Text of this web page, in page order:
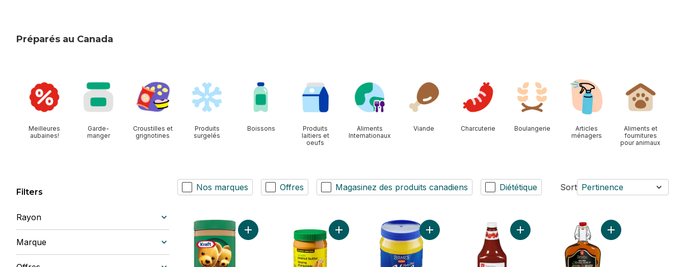
Préparés au Canada
Meilleures
aubaines!
Garde-
manger
Croustilles et
grignotines
Produits
surgelés
Boissons
Produits
laitiers et
oeufs
Aliments
Internationaux
Viande Charcuterie Boulangerie
Articles
ménagers
Aliments et
fournitures
pour animaux
Filters
Rayon
Marque
Nos marques Offres Magasinez des produits canadiens Diététique Sort Pertinence
Ajouter Beurre d’arachide crémeux au panierAjouter Beurre d’arachide crémeux au panierAjouter Huile de cuisson Desi Ghee Brar au panier Ajouter Ketchup aux tomates au panier
Ajouter Sirop